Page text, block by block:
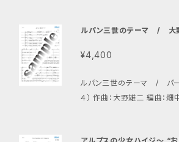
ロギター
ルパン三世のテーマ / 大
¥4,400
ルパン三世のテーマ / パ
４） 作曲：大野雄二 編曲：畑